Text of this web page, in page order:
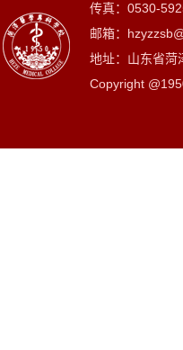
传真：0530-
邮箱：
地址：山东省菏
Copyright